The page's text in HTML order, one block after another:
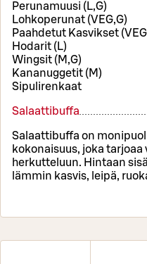
Perunamuusi (L,G)
Lohkoperunat (VEG,G)
Paahdetut Kasvikset
Hodarit (L)
Wingsit (M,G)
Kananuggetit (M)
Sipulirenkaat
Salaattibuffa
Salaattibuffa on
kokonaisuus, joka
herkutteluun. Hintaan
lämmin kasvis, leipä,